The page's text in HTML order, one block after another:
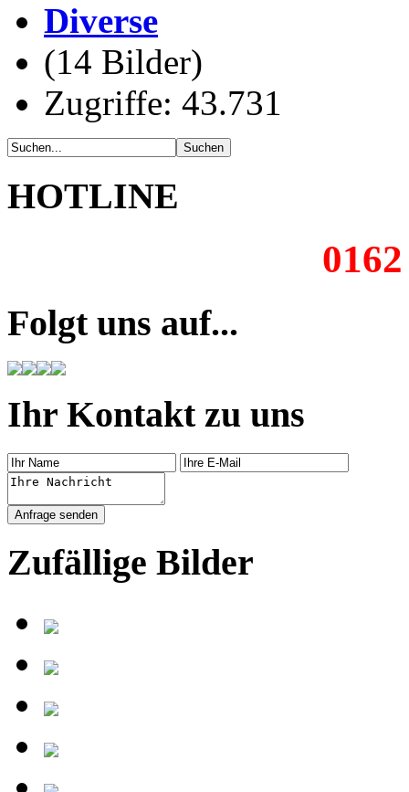
Diverse
(14 Bilder)
Zugriffe: 43.731
HOTLINE
Folgt uns auf...
Ihr Kontakt zu uns
Zufällige Bilder